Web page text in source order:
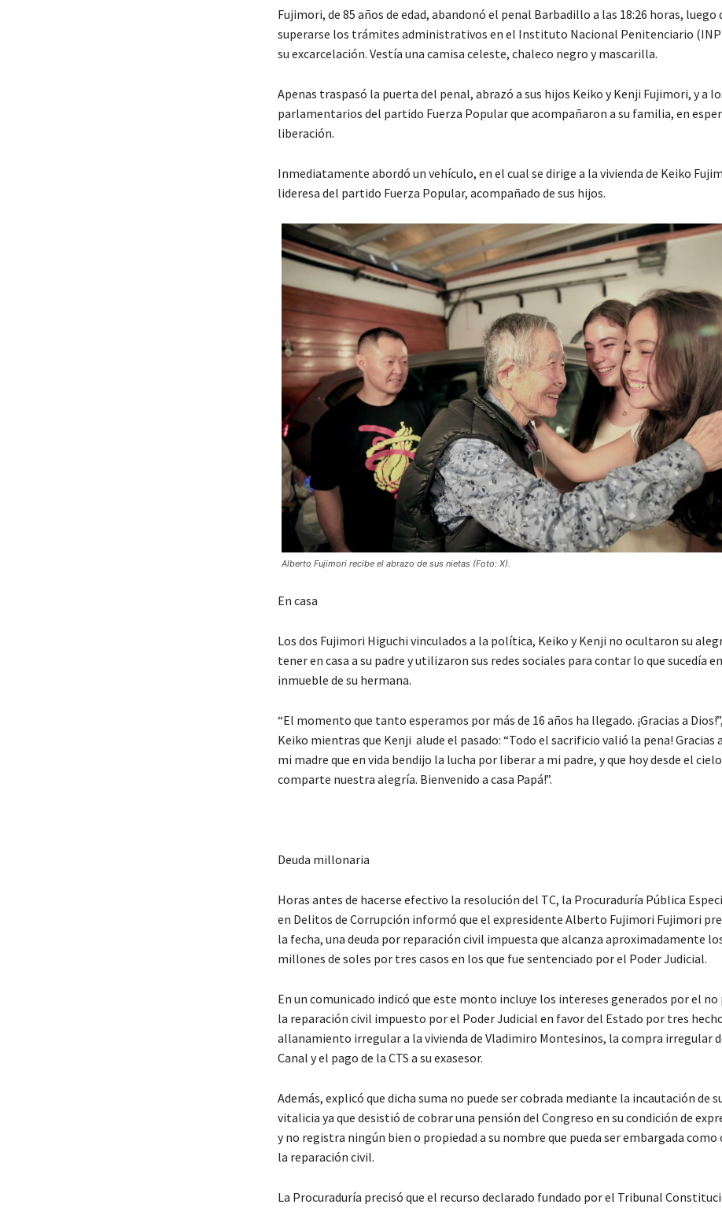
Fujimori, de 85 años de edad, abandonó el penal Barbadillo a las 18:26 horas, luego
superarse los trámites administrativos en el Instituto Nacional Penitenciario
su excarcelación. Vestía una camisa celeste, chaleco negro y mascarilla.
Apenas traspasó la puerta del penal, abrazó a sus hijos Keiko y Kenji Fujimori, y a
parlamentarios del partido Fuerza Popular que acompañaron a su familia, en
liberación.
Inmediatamente abordó un vehículo, en el cual se dirige a la vivienda de Keiko
lideresa del partido Fuerza Popular, acompañado de sus hijos.
Alberto Fujimori recibe el abrazo de sus nietas (Foto: X).
En casa
Los dos Fujimori Higuchi vinculados a la política, Keiko y Kenji no ocultaron su
tener en casa a su padre y utilizaron sus redes sociales para contar lo que sucedía
inmueble de su hermana.
“El momento que tanto esperamos por más de 16 años ha llegado. ¡Gracias a
Keiko mientras que Kenji alude el pasado: “Todo el sacrificio valió la pena! Gracias
mi madre que en vida bendijo la lucha por liberar a mi padre, y que hoy desde el cielo
comparte nuestra alegría. Bienvenido a casa Papá!”.
Deuda millonaria
Horas antes de hacerse efectivo la resolución del TC, la Procuraduría Pública
en Delitos de Corrupción informó que el expresidente Alberto Fujimori Fujimori
la fecha, una deuda por reparación civil impuesta que alcanza aproximadamente
millones de soles por tres casos en los que fue sentenciado por el Poder Judicial.
En un comunicado indicó que este monto incluye los intereses generados por el no
la reparación civil impuesto por el Poder Judicial en favor del Estado por tres
allanamiento irregular a la vivienda de Vladimiro Montesinos, la compra irregular
Canal y el pago de la CTS a su exasesor.
Además, explicó que dicha suma no puede ser cobrada mediante la incautación de
vitalicia ya que desistió de cobrar una pensión del Congreso en su condición de
y no registra ningún bien o propiedad a su nombre que pueda ser embargada como
la reparación civil.
La Procuraduría precisó que el recurso declarado fundado por el Tribunal